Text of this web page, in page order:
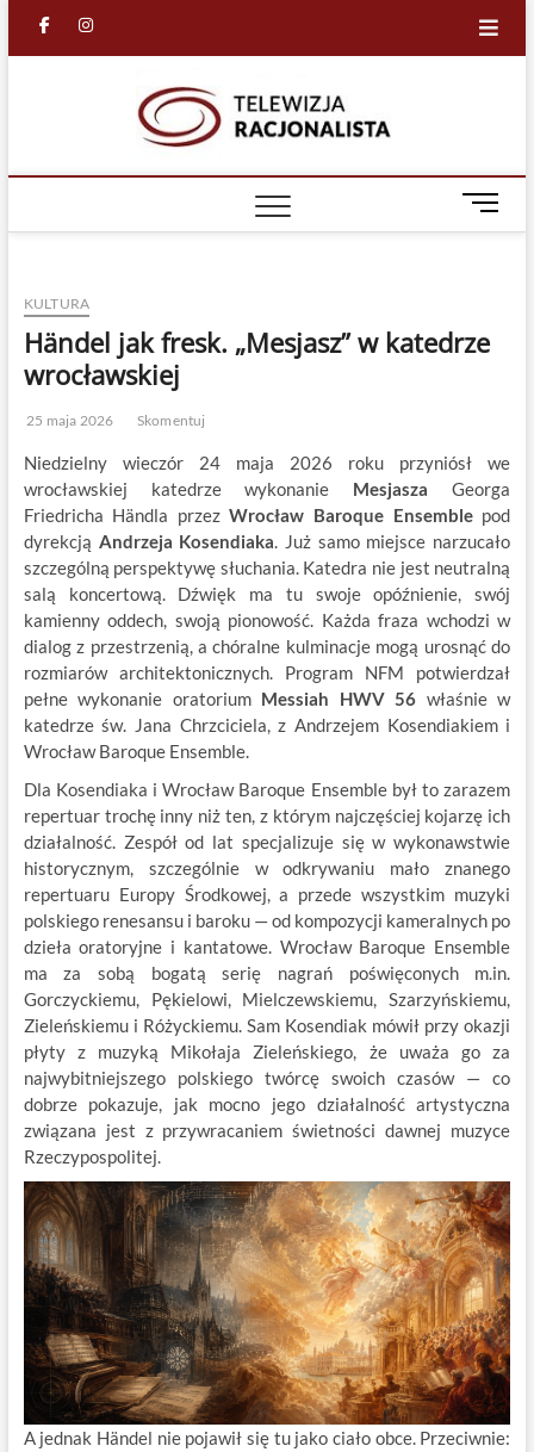
facebook
in
M
e
u
t
KULTURA
Händel jak fresk. „Mesjasz” w katedrze
wrocławskiej
25 maja 2026 Skomentuj
Niedzielny wieczór 24 maja 2026 roku przyniósł we
wrocławskiej katedrze wykonanie Mesjasza Georga
Friedricha Händla przezWrocław Baroque Ensemblepod
dyrekcją Andrzeja Kosendiaka. Już samo miejsce narzucało
szczególną perspektywę słuchania. Katedra nie jest neutralną
salą koncertową. Dźwięk ma tu swoje opóźnienie, swój
kamienny oddech, swoją pionowość. Każda fraza wchodzi w
dialog z przestrzenią, a chóralne kulminacje mogą urosnąć do
rozmiarów architektonicznych. Program NFM potwierdzał
pełne wykonanie oratorium Messiah HWV 56 właśnie w
katedrze św. Jana Chrzciciela, z Andrzejem Kosendiakiem i
Wrocław Baroque Ensemble.
Dla Kosendiaka i Wrocław Baroque Ensemble był to zarazem
repertuar trochę inny niż ten, z którym najczęściej kojarzę ich
działalność. Zespół od lat specjalizuje się w wykonawstwie
historycznym, szczególnie w odkrywaniu mało znanego
repertuaru Europy Środkowej, a przede wszystkim muzyki
polskiego renesansu i baroku — od kompozycji kameralnych po
dzieła oratoryjne i kantatowe. Wrocław Baroque Ensemble
ma za sobą bogatą serię nagrań poświęconych m.in.
Gorczyckiemu, Pękielowi, Mielczewskiemu, Szarzyńskiemu,
Zieleńskiemu i Różyckiemu. Sam Kosendiak mówił przy okazji
płyty z muzyką Mikołaja Zieleńskiego, że uważa go za
najwybitniejszego polskiego twórcę swoich czasów — co
dobrze pokazuje, jak mocno jego działalność artystyczna
związana jest z przywracaniem świetności dawnej muzyce
Rzeczypospolitej.
A jednak Händel nie pojawił się tu jako ciało obce. Przeciwnie: